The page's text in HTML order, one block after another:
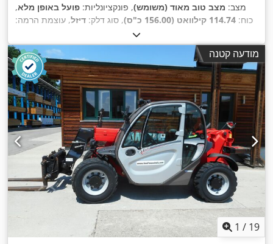
מצב: מצב טוב מאוד (משומש), פונקציונליות: פועל באופן מלא,
כוח: 114.74 קילוואט (156.00 כ"ס) , סוג דלק: דיזל, עוצמת הרמה:
7,000 מ"מ
עבודה:4,884 h , ציוד:הנעה בכל הגלגלים, מחבר עגלה, מחשב
רכב, נעילת דיפרנציאל, פנסים נוספים, קְלָפוֹת מַזְלֵג (forks for
pallets), תא נהג,
מודעה קטנה
1 / 19